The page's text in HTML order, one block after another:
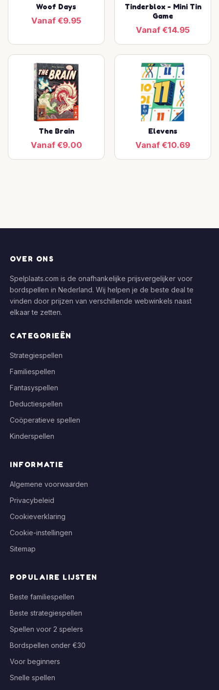
Woof Days
Vanaf €9.95
Tinderblox - Mini Tin
Game
Vanaf €14.95
The Brain
Vanaf €9.00
Elevens
Vanaf €10.69
OVER ONS
Spelplaats.com is de onafhankelijke prijsvergelijker voor
bordspellen in Nederland. Wij helpen je de beste deal te
vinden door prijzen van verschillende webwinkels naast
elkaar te zetten.
CATEGORIEËN
Strategiespellen
Familiespellen
Fantasyspellen
Deductiespellen
Coöperatieve spellen
Kinderspellen
INFORMATIE
Algemene voorwaarden
Privacybeleid
Cookieverklaring
Cookie-instellingen
Sitemap
POPULAIRE LIJSTEN
Beste familiespellen
Beste strategiespellen
Spellen voor 2 spelers
Bordspellen onder €30
Voor beginners
Snelle spellen